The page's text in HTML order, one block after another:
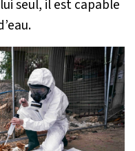
seul, il est capable